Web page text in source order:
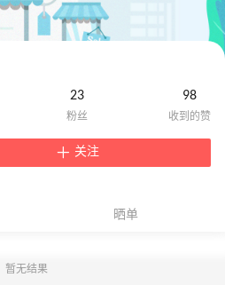
23 98
关注
晒单
暂无结果